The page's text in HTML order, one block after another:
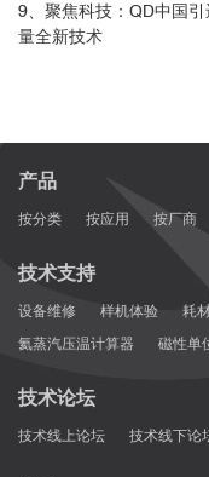
9、聚焦科技：QD中国
量全新技术
产品
按分类 按应用 按厂商
技术支持
设备维修 样机体验 耗
氦蒸汽压温计算器
磁性单
技术论坛
技术线上论坛 技术线下论